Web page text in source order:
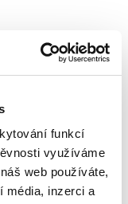
funkcí
využíváme
web používáte,
média, inzerci a
a dalších